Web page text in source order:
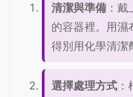
清潔與準備 ：
的容器裡。用濕
得別用化學清潔
選擇處理方式